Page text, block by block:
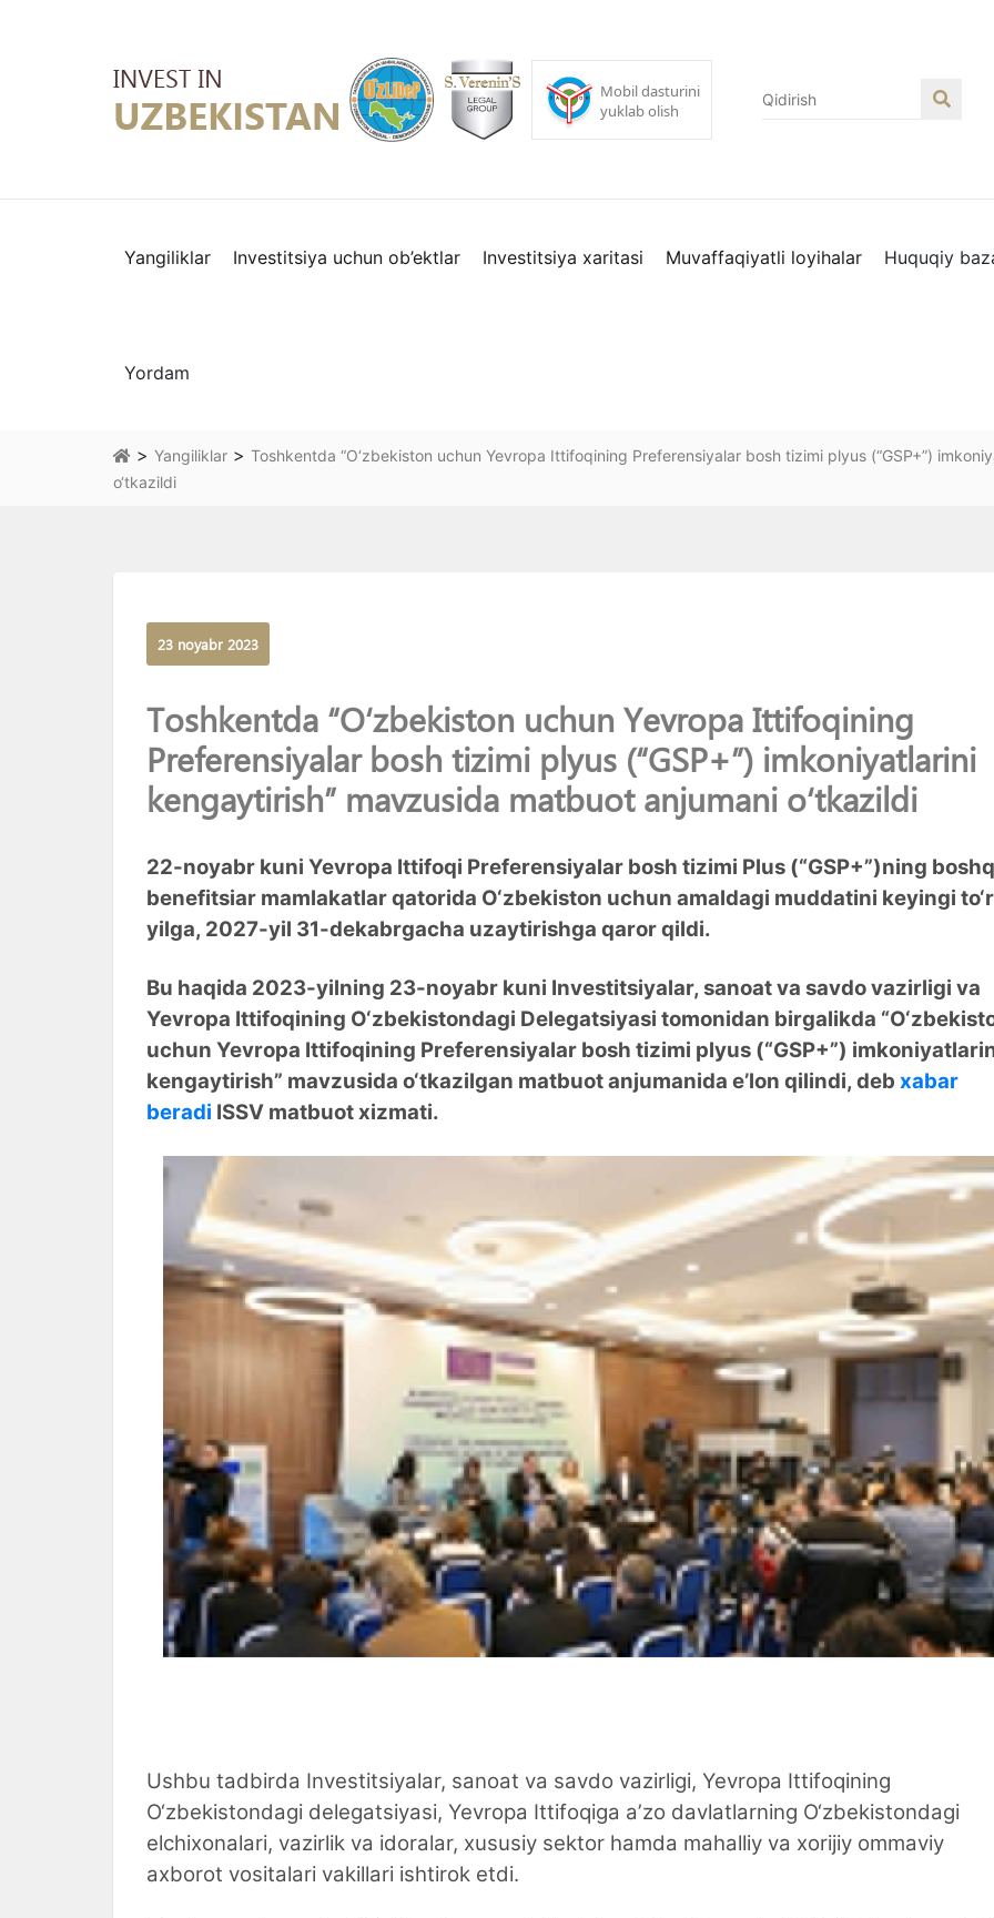
Yangiliklar Investitsiya uchun ob’ektlar Investitsiya xaritasi Muvaffaqiyatli loyihalar Huquqiy
Yordam
> Yangiliklar > Toshkentda “O‘zbekiston uchun Yevropa Ittifoqining Preferensiyalar bosh tizimi plyus (“GSP+”)
o‘tkazildi
23 noyabr 2023
Toshkentda “O‘zbekiston uchun Yevropa Ittifoqining
Preferensiyalar bosh tizimi plyus (“GSP+”) imkoniyatlarini
kengaytirish” mavzusida matbuot anjumani o‘tkazildi
22-noyabr kuni Yevropa Ittifoqi Preferensiyalar bosh tizimi Plus (“GSP+”)ning
benefitsiar mamlakatlar qatorida O‘zbekiston uchun amaldagi muddatini keyingi
yilga, 2027-yil 31-dekabrgacha uzaytirishga qaror qildi.
Bu haqida 2023-yilning 23-noyabr kuni Investitsiyalar, sanoat va savdo vazirligi va
Yevropa Ittifoqining O‘zbekistondagi Delegatsiyasi tomonidan birgalikda
uchun Yevropa Ittifoqining Preferensiyalar bosh tizimi plyus (“GSP+”)
kengaytirish” mavzusida o‘tkazilgan matbuot anjumanida eʼlon qilindi, deb xabar
beradi ISSV matbuot xizmati.
Ushbu tadbirda Investitsiyalar, sanoat va savdo vazirligi, Yevropa Ittifoqining
O‘zbekistondagi delegatsiyasi, Yevropa Ittifoqiga aʼzo davlatlarning O‘zbekistondagi
elchixonalari, vazirlik va idoralar, xususiy sektor hamda mahalliy va xorijiy ommaviy
axborot vositalari vakillari ishtirok etdi.